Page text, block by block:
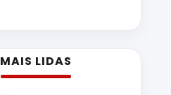
MAIS LIDAS